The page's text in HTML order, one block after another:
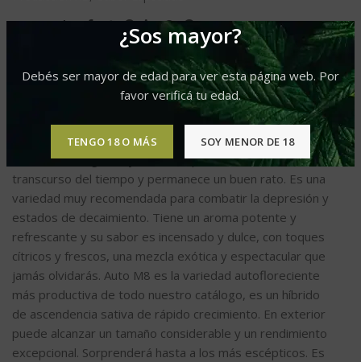
¿Sos mayor?
Debés ser mayor de edad para ver esta página web. Por
favor verificá tu edad.
TENGO 18 O MÁS SOY MENOR DE 18
Compartir
Auto M8es una variedad con un efecto muy potente y
duradero, psicoactivo y cerebral, tiene un efecto
animado, energético y eufórico que va creciendo con el
transcurso del tiempo y permanece un buen rato. Es una
variedad muy recomendada para combatir la depresión y
estados de decaimiento. Tiene un aroma potente y
refrescante y su sabor es incensado y dulce, con toques
cítricos y frescos, una mezcla exótica y espectacular que
jamás olvidarás. Auto M8 es la variedad autofloreciente
más productiva de todo nuestro catálogo, es un híbrido
de ascendencia sativa de rápido crecimiento. En exterior
puede alcanzar un tamaño considerable y un rendimiento
excepcional. Sorprenderá hasta a los más escépticos. Es